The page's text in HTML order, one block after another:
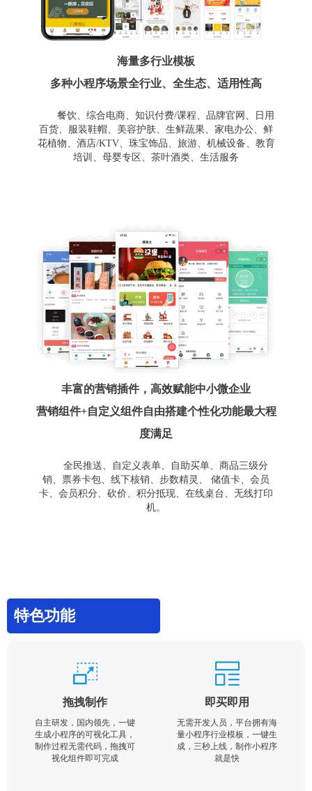
海量多行业模板
多种小程序场景全行业、全生态、适用性高
餐饮、综合电商、知识付费/课程、品牌官网、日用
百货、服装鞋帽、美容护肤、生鲜蔬果、家电办公、鲜
花植物、酒店/KTV、珠宝饰品、旅游、机械设备、教育
培训、母婴专区、茶叶酒类、生活服务
丰富的营销插件，高效赋能中小微企业
营销组件+自定义组件自由搭建个性化功能最大程
度满足
全民推送、自定义表单、自助买单、商品三级分
销、票券卡包、线下核销、步数精灵、 储值卡、会员
卡、会员积分、砍价、积分抵现、在线桌台、无线打印
机。
特色功能
拖拽制作
自主研发，国内领先，一键
生成小程序的可视化工具，
制作过程无需代码，拖拽可
视化组件即可完成
即买即用
无需开发人员，平台拥有海
量小程序行业模板，一键生
成，三秒上线，制作小程序
就是快